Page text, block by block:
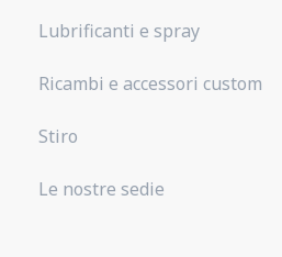
Lubrificanti e spray
Ricambi e accessori custom
Stiro
Le nostre sedie